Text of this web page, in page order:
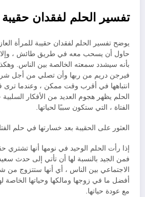
تفسير الحلم لفقدان
يوضح تفسير الحلم لفقدان حقيبة للمرأة
حاول أن يسحب معه في طريق طائش ، وإلا
بأنه سيشدد سمعته الخالصة بين الناس.
فيرجن دريم من ربها وأن تصلي من أجل
انتباهها في أقرب وقت ممكن ، وعندما ترى
الحلم يظهر هجوم العديد من الأفكار
الفتاة ، التي ستكون سببًا لحياتها.
العثور على الحقيبة بعد خسارتها في حلم
إذا رأت الحلم الوحيد في نومها أنها تشتري
فمن الجيد بالنسبة لها أن تأتي إلى حدث
الاجتماعي بين الناس ، أي أنها ستتزوج
أفضل ما في زوجها ومالكها وحياتها الخاصة
مع عودة حياتها.